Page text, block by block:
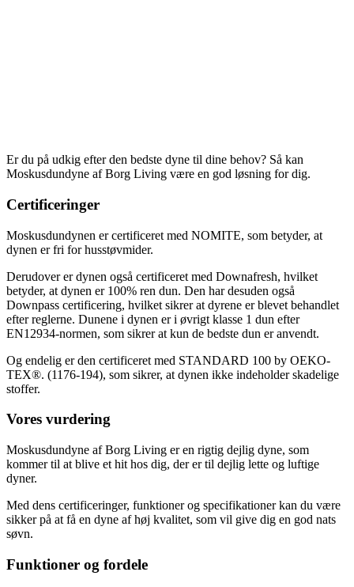
Er du på udkig efter den bedste dyne til dine behov? Så kan
Moskusdundyne af Borg Living være en god løsning for dig.
Certificeringer
Moskusdundynen er certificeret med NOMITE, som betyder, at
dynen er fri for husstøvmider.
Derudover er dynen også certificeret med Downafresh, hvilket
betyder, at dynen er 100% ren dun. Den har desuden også
Downpass certificering, hvilket sikrer at dyrene er blevet behandlet
efter reglerne. Dunene i dynen er i øvrigt klasse 1 dun efter
EN12934-normen, som sikrer at kun de bedste dun er anvendt.
Og endelig er den certificeret med STANDARD 100 by OEKO-
TEX®. (1176-194), som sikrer, at dynen ikke indeholder skadelige
stoffer.
Vores vurdering
Moskusdundyne af Borg Living er en rigtig dejlig dyne, som
kommer til at blive et hit hos dig, der er til dejlig lette og luftige
dyner.
Med dens certificeringer, funktioner og specifikationer kan du være
sikker på at få en dyne af høj kvalitet, som vil give dig en god nats
søvn.
Funktioner og fordele